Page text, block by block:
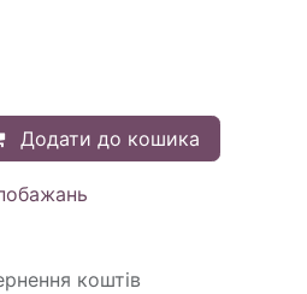
Додати до кошика
коштів